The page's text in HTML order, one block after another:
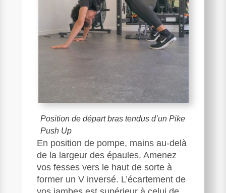
Position de départ bras tendus d’un Pike
Push Up
En position de pompe, mains au-delà
de la largeur des épaules. Amenez
vos fesses vers le haut de sorte à
former un V inversé. L’écartement de